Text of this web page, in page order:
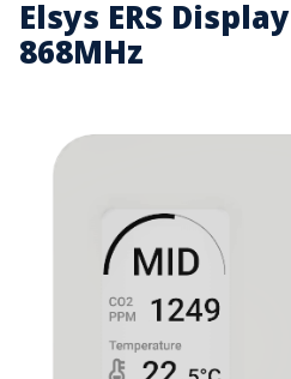
Elsys ERS
868MHz